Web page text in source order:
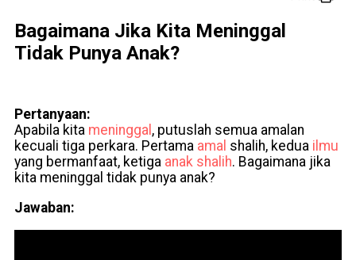
Bagaimana Jika Kita Meninggal
Tidak Punya Anak?
Pertanyaan:
Apabila kita meninggal , putuslah semua amalan
kecuali tiga perkara. Pertama amal shalih, kedua ilmu
yang bermanfaat, ketiga anak shalih. Bagaimana jika
kita meninggal tidak punya anak?
Jawaban: